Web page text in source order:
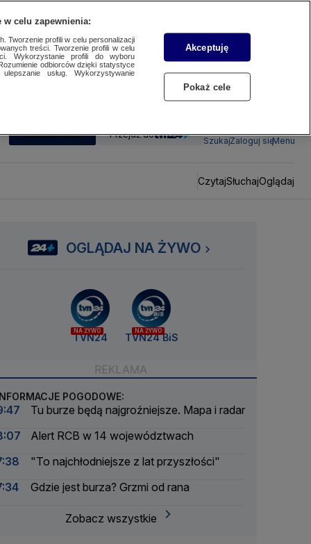
SUBSKRYBUJ Przejdź do
SzukajZaloguj sięMenu
CzytajSłuchajOglądaj
OGLĄDAJ NA ŻYWO
NA ŻYWO
TVN24
NA ŻYWO
TVN24 BiS
POGODOWE:
Tu burze będą najgroźniejsze. Mapa i radar
Alert RCB w 14 województwach
"To najchłodniejsze z lat przyszłości"
Gdzie jest burza? Grzmi od rana
Zobacz wszystkie
w celu zapewnienia:
Tworzenie profili w celu personalizacji
treści. Tworzenie profili w celu
Wykorzystanie profili do wyboru
odbiorców dzięki statystyce
usług. Wykorzystywanie
Akceptuję
Pokaż cele